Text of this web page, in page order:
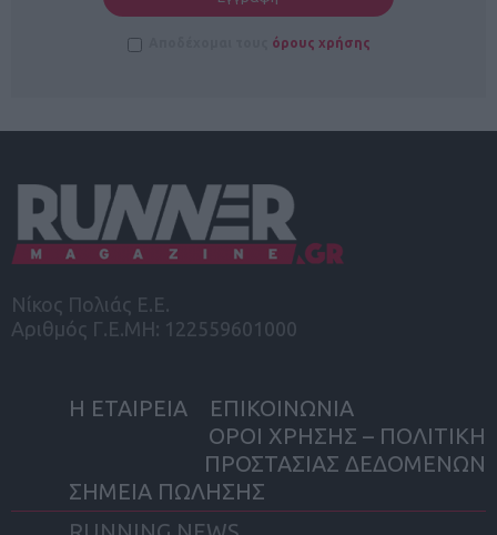
όρους χρήσης
Νίκος Πολιάς Ε.Ε.
Αριθμός Γ.Ε.ΜΗ: 122559601000
Η ΕΤΑΙΡΕΙΑ
ΕΠΙΚΟΙΝΩΝΙΑ
ΟΡΟΙ ΧΡΗΣΗΣ – ΠΟΛΙΤΙΚΗ
ΠΡΟΣΤΑΣΙΑΣ ΔΕΔΟΜΕΝΩΝ
ΣΗΜΕΙΑ ΠΩΛΗΣΗΣ